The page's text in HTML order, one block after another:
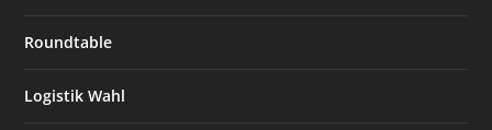
Roundtable
Logistik Wahl